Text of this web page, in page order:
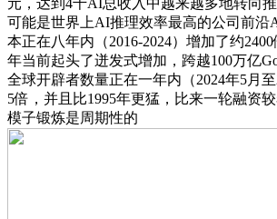
元，达到4千AI总收入中越来越多地转向
可能是世界上AI推理效率最高的公司前沿
本正在八年内（2016-2024）增加了约
年当前起头了迸发式增加，跨越100万亿
全球开辟者数量正在一年内（2024年5月
5倍，并且比1995年更猛，比来一轮融资
模子锻炼是周期性的